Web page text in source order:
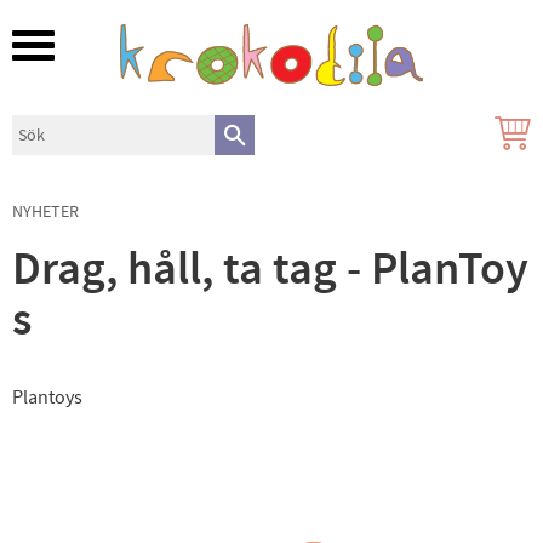
Meny
NYHETER
Drag, håll, ta tag - PlanToy
s
Plantoys